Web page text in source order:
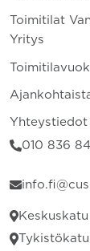
Toimitilat
Yritys
Yhteystiedot
010 836